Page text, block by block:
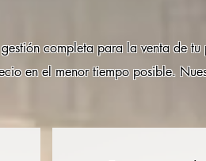
completa para la venta de
en el menor tiempo posible.